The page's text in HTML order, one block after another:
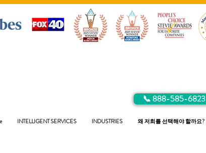
📞 888-585-6823
INTELLIGENT SERVICES INDUSTRIES 왜 저희를 선택해야 할까요?